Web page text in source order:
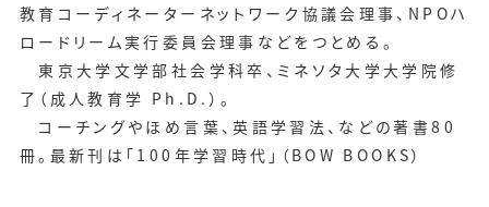
教育コーディネーターネットワーク協議会理事、NPOハ
ロードリーム実行委員会理事などをつとめる。
東京大学文学部社会学科卒、ミネソタ大学大学院修
了（成人教育学 Ph.D.）。
コーチングやほめ言葉、英語学習法、などの著書80
冊。最新刊は「100年学習時代」（BOW BOOKS）